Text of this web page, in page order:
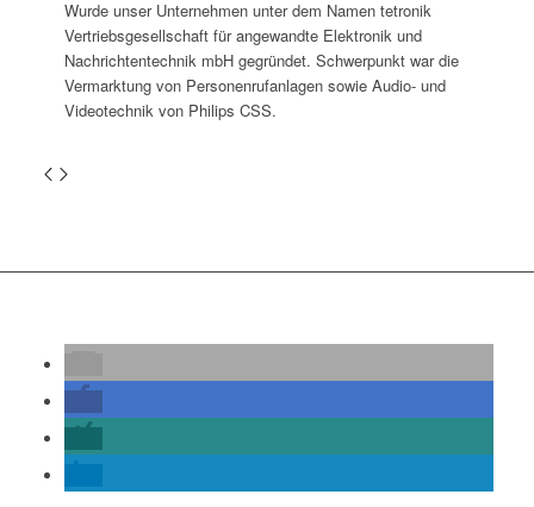
Wurde unser Unternehmen unter dem Namen tetronik
Vertriebsgesellschaft für angewandte Elektronik und
Nachrichtentechnik mbH gegründet. Schwerpunkt war die
Vermarktung von Personenrufanlagen sowie Audio- und
Videotechnik von Philips CSS.